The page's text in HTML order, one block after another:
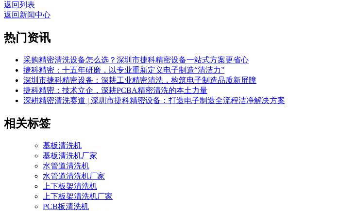
返回列表
返回新闻中心
热门资讯
采购精密清洗设备怎么选？深圳市捷科精密设备一站式方案更省心
捷科精密：十五年研磨，以专业重新定义电子制造“清洁力”
深圳市捷科精密设备：深耕工业精密清洗，构筑电子制造品质新屏障
捷科精密：技术立企，深耕PCBA精密清洗的本土力量
深耕精密清洗赛道 | 深圳市捷科精密设备：打造电子制造全流程洁净解决方案
相关标签
基板清洗机
基板清洗机厂家
水管道清洗机
水管道清洗机厂家
上下板架清洗机
上下板架清洗机厂家
PCB板清洗机